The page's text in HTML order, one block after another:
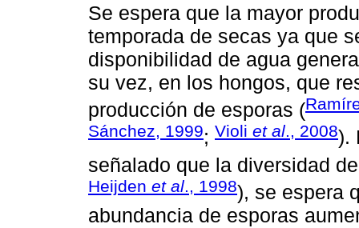
Se espera que la mayor
temporada de secas ya que
disponibilidad de agua
su vez, en los hongos, que
producción de esporas (
Sánchez, 1999; Violi et al., 2008).
señalado que la diversidad
Heijden et al., 1998), se espera
abundancia de esporas